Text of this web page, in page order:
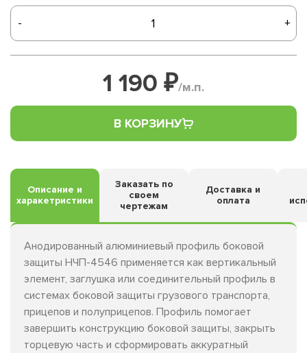
- +
1 190 ₽/м.п.
В КОРЗИНУ
Описание и
харакетристики
Заказать по
своем
чертежам
Доставка и
оплата
Анодированный алюминиевый профиль боковой
защиты НЧП-4546 применяется как вертикальный
элемент, заглушка или соединительный профиль в
системах боковой защиты грузового транспорта,
прицепов и полуприцепов. Профиль помогает
завершить конструкцию боковой защиты, закрыть
торцевую часть и сформировать аккуратный